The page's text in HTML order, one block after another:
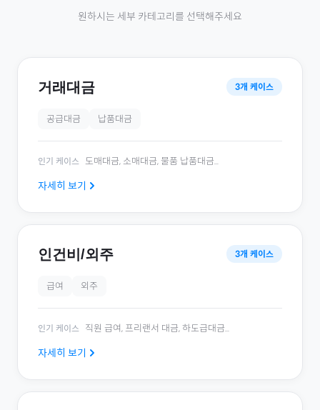
원하시는 세부 카테고리를 선택해주세요
거래대금 3개 케이스
공급대금 납품대금
인기 케이스 도매대금, 소매대금, 물품 납품대금...
자세히 보기
인건비/외주 3개 케이스
급여 외주
인기 케이스 직원 급여, 프리랜서 대금, 하도급대금...
자세히 보기